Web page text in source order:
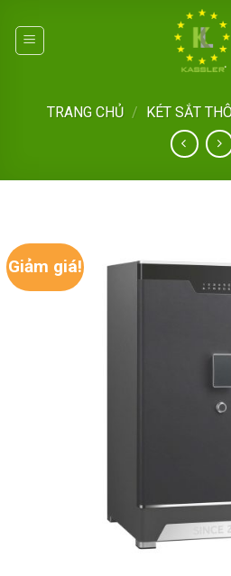
content
TRANG CHỦ / KÉT SẮT
Giảm giá!